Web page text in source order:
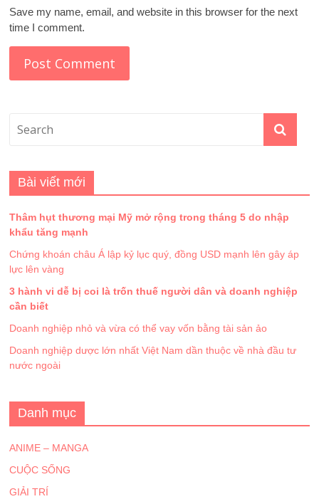
Save my name, email, and website in this browser for the next
time I comment.
Bài viết mới
Thâm hụt thương mại Mỹ mở rộng trong tháng 5 do nhập
khẩu tăng mạnh
Chứng khoán châu Á lập kỷ lục quý, đồng USD mạnh lên gây áp
lực lên vàng
3 hành vi dễ bị coi là trốn thuế người dân và doanh nghiệp
cần biết
Doanh nghiệp nhỏ và vừa có thể vay vốn bằng tài sản ảo
Doanh nghiệp dược lớn nhất Việt Nam dần thuộc về nhà đầu tư
nước ngoài
Danh mục
ANIME – MANGA
CUỘC SỐNG
GIẢI TRÍ